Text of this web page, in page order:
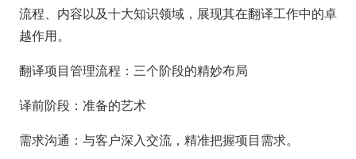
流程、内容以及十大知识领域，展现其在翻译工作中的卓
越作用。
翻译项目管理流程：三个阶段的精妙布局
译前阶段：准备的艺术
需求沟通：与客户深入交流，精准把握项目需求。